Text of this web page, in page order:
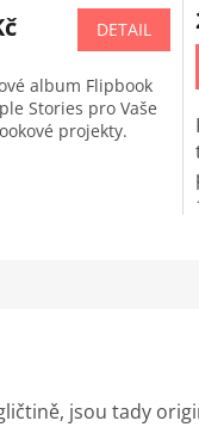
DETAIL
album Flipbook
Stories pro Vaše
projekty.
jsou tady